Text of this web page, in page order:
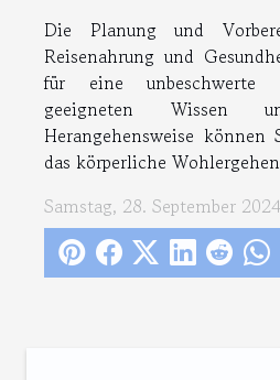
Die Planung und
Reisenahrung und
für eine unbeschwerte
geeigneten Wissen
Herangehensweise
das körperliche
Samstag, 28. September